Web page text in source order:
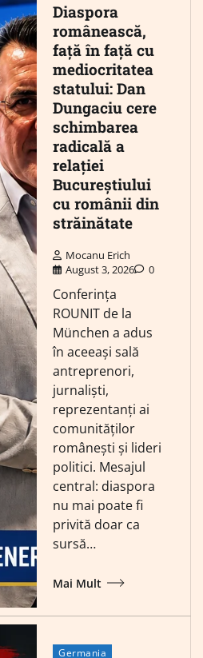
Diaspora
românească,
față în față cu
mediocritatea
statului: Dan
Dungaciu cere
schimbarea
radicală a
relației
Bucureștiului
cu românii din
străinătate
Mocanu Erich
August 3, 2026
0
Conferința
ROUNIT de la
München a adus
în aceeași sală
antreprenori,
jurnaliști,
reprezentanți ai
comunităților
românești și lideri
politici. Mesajul
central: diaspora
nu mai poate fi
privită doar ca
sursă…
Mai Mult
Germania